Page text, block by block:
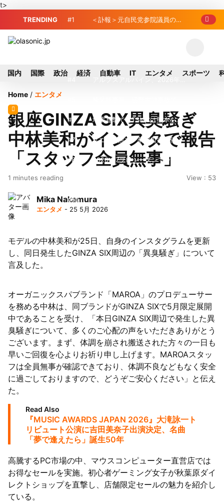
t>
TRENDING #1 ＜訃報＞元自民党参院議員の藤
「地元メディアの報道不足」指摘 那覇
訪問中
#6 地震直撃でもTSMCは熊本を見
限らない…先端半導体工場建設は継続
#7 ソニー、熊本・菊陽町拠点停
止 復旧見通し立たず 半導体集積地に
#8 2026-27プレシーズンマッチ放
出される ギリシャ発航空機が緊急着陸
#10 トラスコ中山、取締役数見篤
国内 国際 政治 経済 自動車 IT エンタメ スポーツ
Home / エンタメ
銀座GINZA SIX異臭騒ぎ
中林美和がインスタで報告
「スタッフ全員無事」
1 minutes reading View : 53
Mika Nakamura
エンタメ - 25 5月 2026
モデルの中林美和が25日、自身のインスタグラムを更新
し、同日発生したGINZA SIX周辺の「異臭騒ぎ」について
言及した。
オーガニックスパブランド「MAROA」のプロデューサー
を務める中林は、同ブランドがGINZA SIXで5月限定展開
中であることを受け、「本日GINZA SIX周辺で発生した異
臭騒ぎについて、多くのご心配の声をいただきありがとう
ございます。まず、体調を崩され搬送された方々の一日も
早いご回復を心よりお祈り申し上げます。MAROAスタッ
フは全員無事が確認できており、体調不良などもなく安全
に過ごしておりますので、どうぞご安心ください」と伝え
た。
Read Also
『MUSIC AWARDS JAPAN 2026』大滝詠一ト
リビュート公演に吉田美奈子出演決定、名曲
「夢で逢えたら」誕生50年
高騰するPC市場の中、マウスコンピューター直営店では
お得なセールを実施。初心者ゲーミング女子が秋葉原ダイ
レクトショップを直撃し、店舗限定セールの魅力を紹介し
ている。